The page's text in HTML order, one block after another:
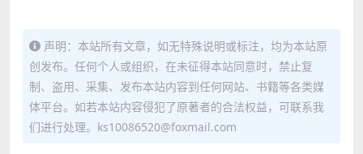
声明：本站所有文章，如无特殊说明或标注，均为本站原
创发布。任何个人或组织，在未征得本站同意时，禁止复
制、盗用、采集、发布本站内容到任何网站、书籍等各类媒
体平台。如若本站内容侵犯了原著者的合法权益，可联系我
们进行处理。ks10086520@foxmail.com